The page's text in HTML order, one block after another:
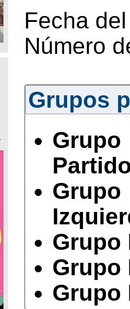
Fecha
Número
Grupos
Grupo
Grupo
Grupo